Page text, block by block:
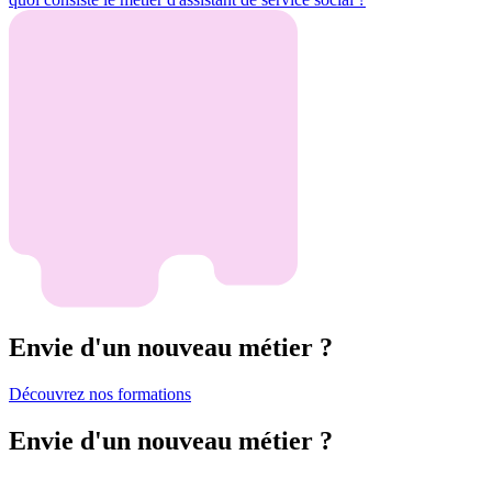
Envie d'un nouveau métier ?
Découvrez nos formations
Envie d'un nouveau métier ?